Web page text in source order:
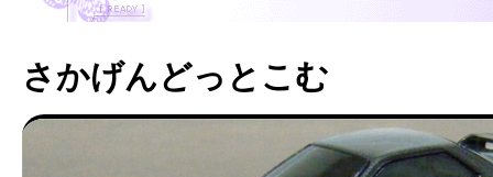
さかげんどっとこむ